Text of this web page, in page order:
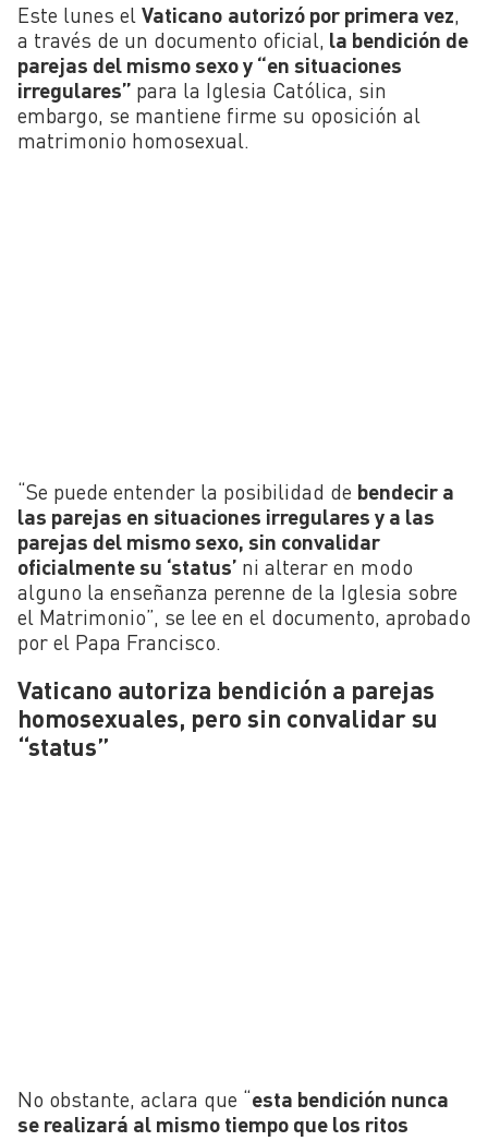
Este lunes el Vaticano autorizó por primera vez
a través de un documento oficial, la bendición de
parejas del mismo sexo y “en situaciones
irregulares” para la Iglesia Católica, sin
embargo, se mantiene firme su oposición al
matrimonio homosexual.
“Se puede entender la posibilidad de bendecir a
las parejas en situaciones irregulares y a las
parejas del mismo sexo, sin convalidar
oficialmente su ‘status’ ni alterar en modo
alguno la enseñanza perenne de la Iglesia sobre
el Matrimonio”, se lee en el documento, aprobado
por el Papa Francisco.
Vaticano autoriza bendición a parejas
homosexuales, pero sin convalidar su
“status”
No obstante, aclara que “esta bendición nunca
se realizará al mismo tiempo que los ritos